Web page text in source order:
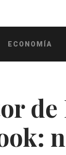
ECONOMÍA
de